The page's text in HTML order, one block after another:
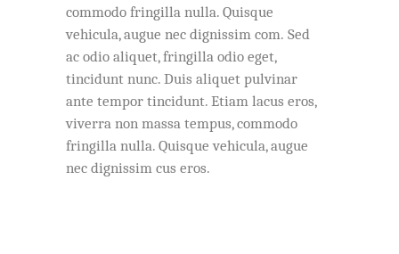
commodo fringilla nulla. Quisque
vehicula, augue nec dignissim com. Sed
ac odio aliquet, fringilla odio eget,
tincidunt nunc. Duis aliquet pulvinar
ante tempor tincidunt. Etiam lacus eros,
viverra non massa tempus, commodo
fringilla nulla. Quisque vehicula, augue
nec dignissim cus eros.